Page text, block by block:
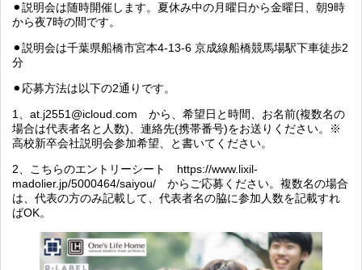
⚫︎説明会は随時開催します。夏休み中の月曜日から金曜日、朝9時
から夜7時の間です。
⚫︎説明会は千葉県船橋市宮本4-13-6 京成線船橋競馬場駅下車徒歩2
分
⚫︎応募方法は以下の2通りです。
1、 at.j2551@icloud.com から、希望日と時間、お名前(複数名の
場合は代表者名と人数)、連絡先(携帯番号)をお送りください。※
高校新卒会社説明会参加希望、と書いてください。
2、
こちらのエントリーシート https://www.lixil-
madolier.jp/5000464/saiyou/ からご応募ください。複数名の場合
は、代表の方のみ記載して、代表者名の脇に参加人数を記載すれ
ばOK。